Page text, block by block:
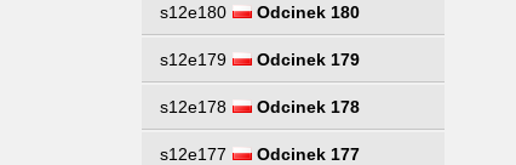
s12e180 Odcinek 180
s12e179 Odcinek 179
s12e178 Odcinek 178
s12e177 Odcinek 177